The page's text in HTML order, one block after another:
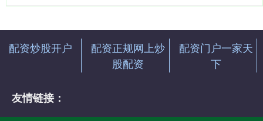
配资炒股开户
配资正规网上炒
股配资
配资门户一家天
下
友情链接：